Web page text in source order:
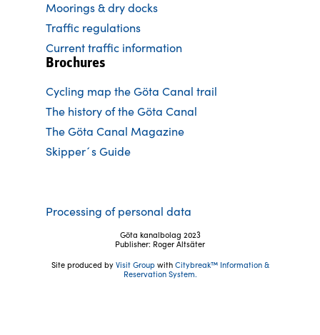
Moorings & dry docks
Traffic regulations
Current traffic information
Brochures
Cycling map the Göta Canal trail
The history of the Göta Canal
The Göta Canal Magazine
Skipper´s Guide
Processing of personal data
Göta kanalbolag 2023
Publisher: Roger Altsäter
Site produced by Visit Groupwith Citybreak™ Information &
Reservation System.